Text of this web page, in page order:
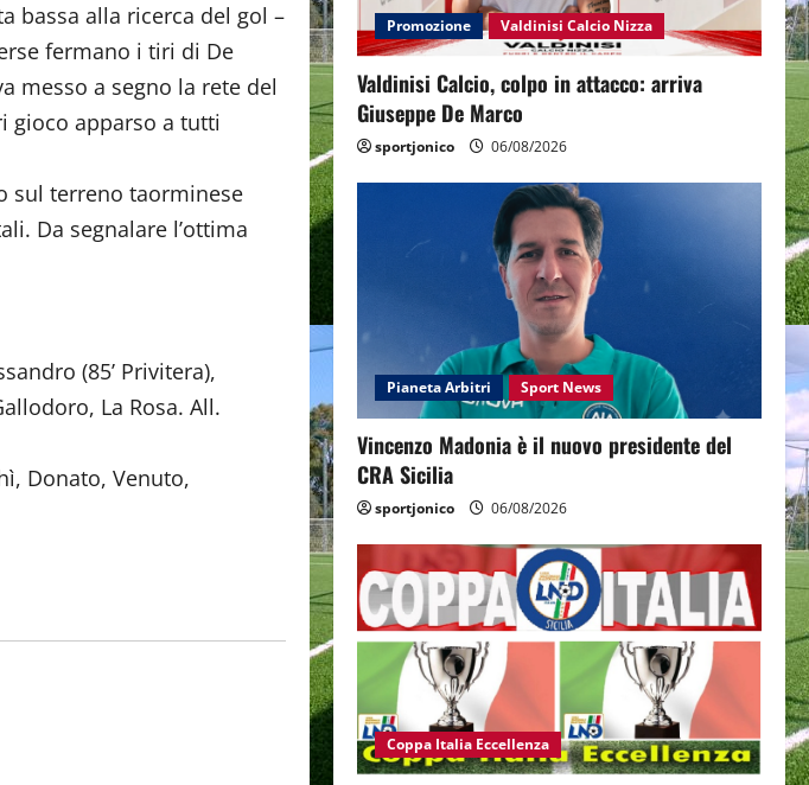
bassa alla ricerca del gol –
fermano i tiri di De
messo a segno la rete del
gioco apparso a tutti
sul terreno taorminese
Da segnalare l’ottima
(85’ Privitera),
La Rosa. All.
Donato, Venuto,
Promozione Valdinisi Calcio Nizza
Valdinisi Calcio, colpo in attacco: arriva
Giuseppe De Marco
sportjonico 06/08/2026
Pianeta Arbitri Sport News
Vincenzo Madonia è il nuovo presidente del
CRA Sicilia
sportjonico 06/08/2026
Coppa Italia Eccellenza